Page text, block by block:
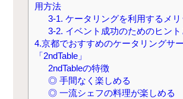
用方法
3-1. ケータリングを利用するメリ
3-2. イベント成功のためのヒン
4.京都でおすすめのケータリングサ
「2ndTable」
2ndTableの特徴
◎ 手間なく楽しめる
◎ 一流シェフの料理が楽しめる